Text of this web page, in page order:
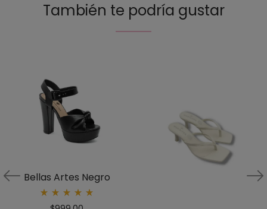
También te podría gustar
Bellas Artes Negro